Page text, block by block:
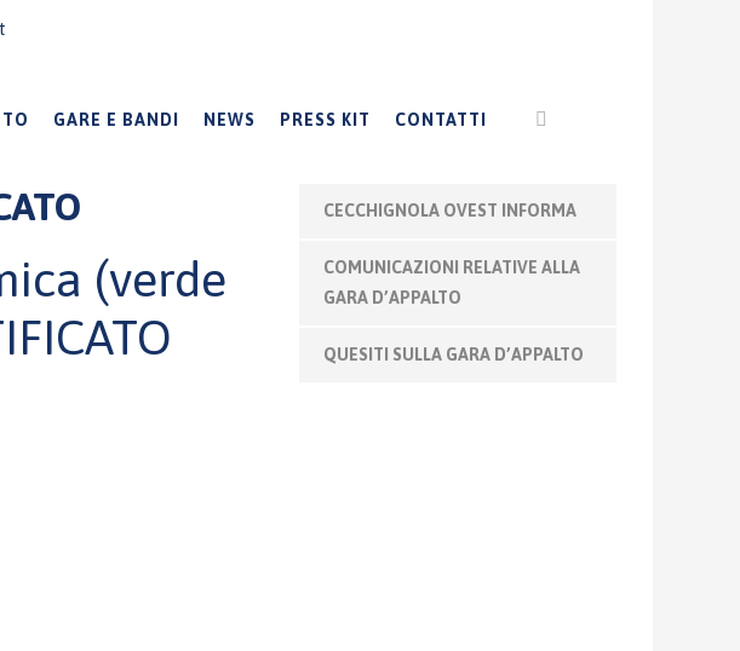
GARE E BANDI NEWS PRESS KIT CONTATTI
(verde
CECCHIGNOLA OVEST INFORMA
COMUNICAZIONI RELATIVE ALLA
GARA D’APPALTO
QUESITI SULLA GARA D’APPALTO